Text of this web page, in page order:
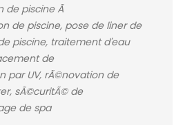
de piscine Ã
de piscine, pose de liner de
piscine, traitement d'eau
de
par UV, rÃ©novation de
sÃ©curitÃ© de
de spa